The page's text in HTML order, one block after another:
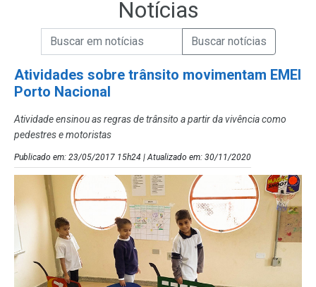
Notícias
Campo de Busca de Notícias
Campo de Busca de informaçõesEnviar a Busca de Notícias
Atividades sobre trânsito movimentam EMEI
Porto Nacional
Atividade ensinou as regras de trânsito a partir da vivência como
pedestres e motoristas
Publicado em: 23/05/2017 15h24 | Atualizado em: 30/11/2020